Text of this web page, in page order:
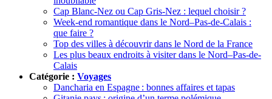
Cap Blanc-Nez ou Cap Gris-Nez : lequel choisir ?
Week-end romantique dans le Nord–Pas-de-Calais :
que faire ?
Top des villes à découvrir dans le Nord de la France
Les plus beaux endroits à visiter dans le Nord–Pas-de-
Calais
Catégorie : Voyages
Dancharia en Espagne : bonnes affaires et tapas